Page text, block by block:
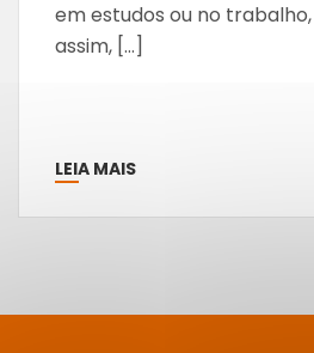
em estudos ou no
assim, […]
LEIA MAIS